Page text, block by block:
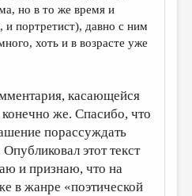
но в то же время и
и портретист), давно с ним
хоть и в возрасте уже
касающейся
же. Спасибо, что
порассуждать
этот текст
и признаю, что на
в жанре «поэтической